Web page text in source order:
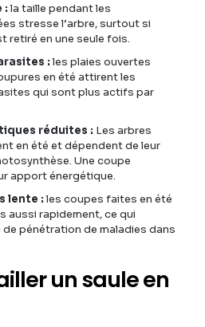
:la taille pendant les
stresse l’arbre, surtout si
retiré en une seule fois.
:les plaies ouvertes
en été attirent les
qui sont plus actifs par
réduites : Les arbres
en été et dépendent de leur
Une coupe
apport énergétique.
lente :les coupes faites en été
aussi rapidement, ce qui
pénétration de maladies dans
un saule en